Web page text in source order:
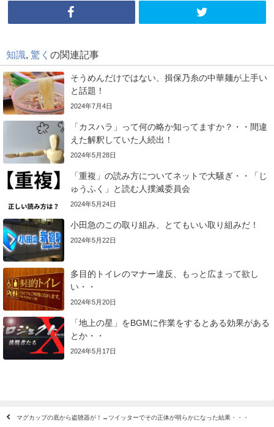
知識 驚く の関連記事
そうめんだけではない、揖保乃糸の中華麺が上手い
と話題！
2024年7月4日
「カスハラ」って何の略か知ってますか？・・間違
えた解釈していた人続出！
2024年5月28日
「重複」の読み方についてネットで大騒ぎ・・「じ
ゅうふく」と読む人撲滅委員会
2024年5月24日
小田急のこの取り組み、とてもいい取り組みだ！
2024年5月22日
多目的トイレのマナー違反、もっと広まって欲し
い・・
2024年5月20日
「地上の星」をBGMに作業をするとある効果がある
とか・・
2024年5月17日
マグカップの底から盗聴器が！→ツイッターでその正体が明らかになった結果・・・